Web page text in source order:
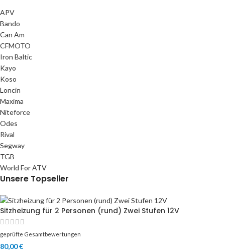
APV
Bando
Can Am
CFMOTO
Iron Baltic
Kayo
Koso
Loncin
Maxima
Niteforce
Odes
Rival
Segway
TGB
World For ATV
Unsere Topseller
Sitzheizung für 2 Personen (rund) Zwei Stufen 12V
geprüfte Gesamtbewertungen
80,00€